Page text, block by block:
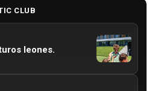
CLUB
leones.